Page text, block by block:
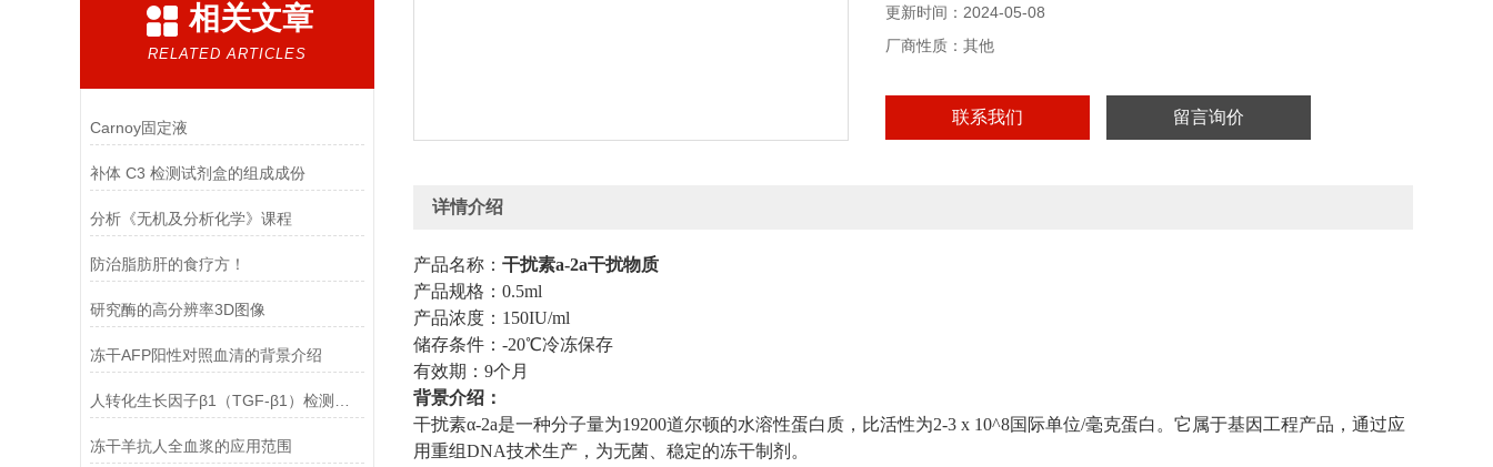
相关文章
RELATED ARTICLES
Carnoy固定液
补体 C3 检测试剂盒的组成成份
分析《无机及分析化学》课程
防治脂肪肝的食疗方！
研究酶的高分辨率3D图像
冻干AFP阳性对照血清的背景介绍
冻干羊抗人全血浆的应用范围
更新时间：2024-05-08
厂商性质：其他
联系我们 留言询价
详情介绍
产品名称： 干扰素a-2a干扰物质
产品规格：0.5ml
产品浓度：150IU/ml
储存条件：-20℃冷冻保存
有效期：9个月
背景介绍：
干扰素α-2a是一种分子量为19200道尔顿的水溶性蛋白质，比活性为2-3 x 10^8国际单位/毫克蛋白。它属于基因工程产品，通过应
用重组DNA技术生产，为无菌、稳定的冻干制剂。